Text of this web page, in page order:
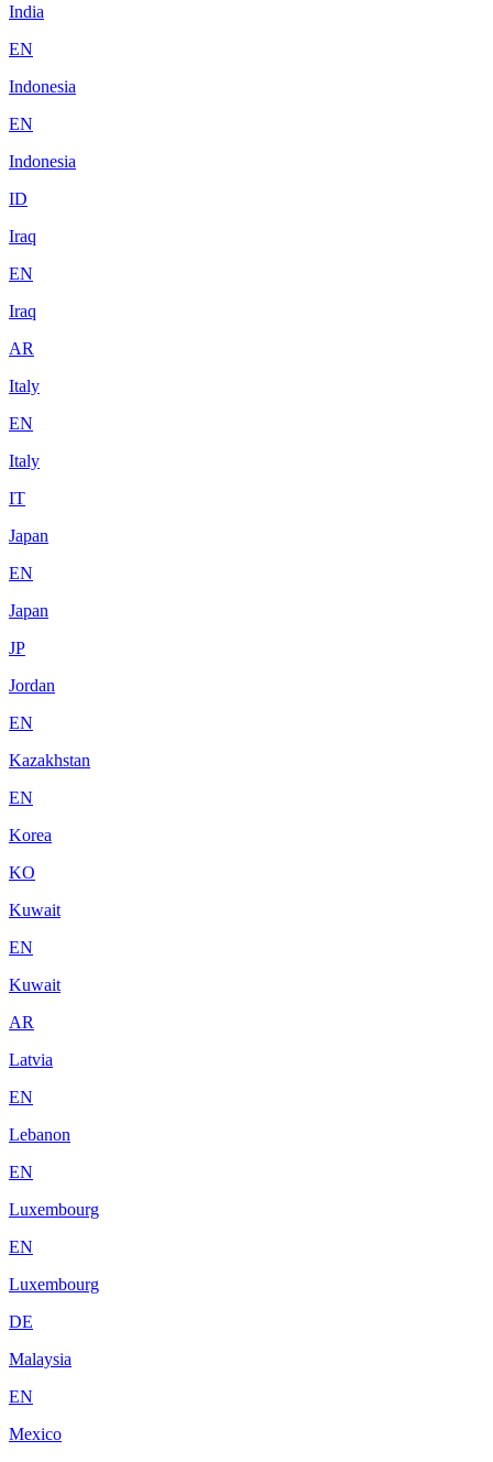
India
EN
Indonesia
EN
Indonesia
ID
Iraq
EN
Iraq
AR
Italy
EN
Italy
IT
Japan
EN
Japan
JP
Jordan
EN
Kazakhstan
EN
Korea
KO
Kuwait
EN
Kuwait
AR
Latvia
EN
Lebanon
EN
Luxembourg
EN
Luxembourg
DE
Malaysia
EN
Mexico